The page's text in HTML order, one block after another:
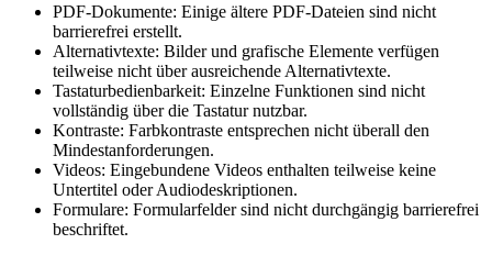
PDF-Dokumente: Einige ältere PDF-Dateien sind nicht
barrierefrei erstellt.
Alternativtexte: Bilder und grafische Elemente verfügen
teilweise nicht über ausreichende Alternativtexte.
Tastaturbedienbarkeit: Einzelne Funktionen sind nicht
vollständig über die Tastatur nutzbar.
Kontraste: Farbkontraste entsprechen nicht überall den
Mindestanforderungen.
Videos: Eingebundene Videos enthalten teilweise keine
Untertitel oder Audiodeskriptionen.
Formulare: Formularfelder sind nicht durchgängig barrierefrei
beschriftet.